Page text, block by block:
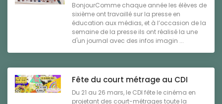
BonjourComme chaque année les élèves de
sixième ont travaillé sur la presse en
éducation aux médias, et à l’occasion de la
semaine de la presse ils ont réalisé la une
d'un journal avec des infos imagin ...
Fête du court métrage au CDI
Du 21 au 26 mars, le CDI fête le cinéma en
projetant des court-métrages toute la